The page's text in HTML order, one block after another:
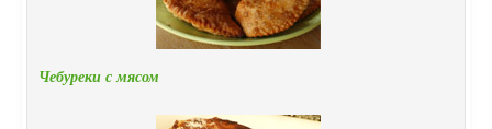
Чебуреки с мясом